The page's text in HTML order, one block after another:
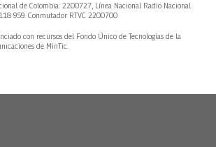
de Colombia: 2200727, Línea Nacional Radio Nacional
959. Conmutador RTVC 2200700
con recursos del Fondo Único de Tecnologías de la
de MinTic.